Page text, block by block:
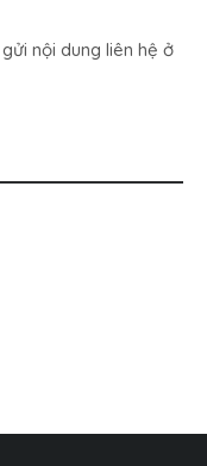
nội dung liên hệ ở